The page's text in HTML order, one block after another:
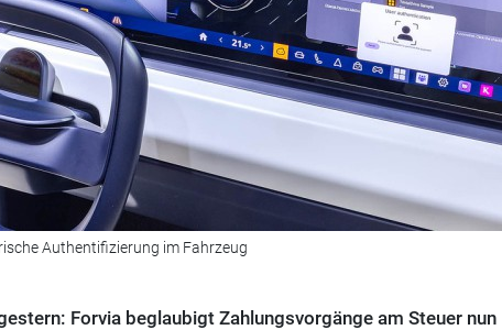
Authentifizierung im Fahrzeug
Forvia beglaubigt Zahlungsvorgänge am Steuer nun